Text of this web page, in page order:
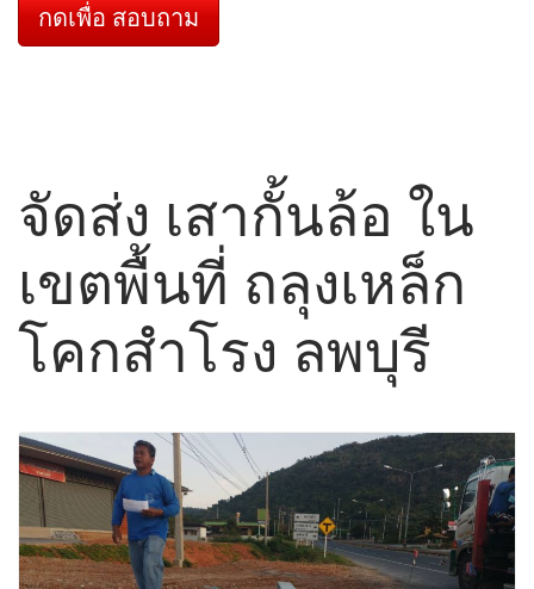
กดเพื่อ สอบถาม
จัดส่ง เสากั้นล้อ ใน
เขตพื้นที่ ถลุงเหล็ก
โคกสำโรง ลพบุรี